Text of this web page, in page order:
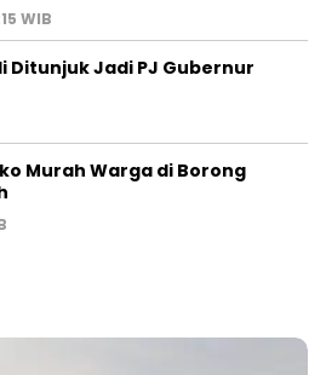
WIB
Ditunjuk Jadi PJ Gubernur
Murah Warga di Borong